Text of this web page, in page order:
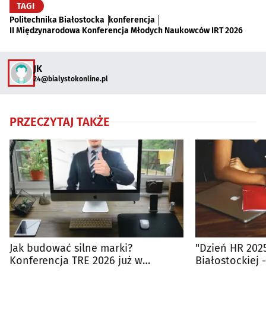
TAGI
Politechnika Białostocka
konferencja
II Międzynarodowa Konferencja Młodych Naukowców IRT 2026
JK
24@bialystokonline.pl
PRZECZYTAJ TAKŻE
Jak budować silne marki?
Konferencja TRE 2026 już w
"Dzień HR
Białostockiej